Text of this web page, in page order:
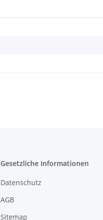
Gesetzliche Informationen
Datenschutz
AGB
Sitemap